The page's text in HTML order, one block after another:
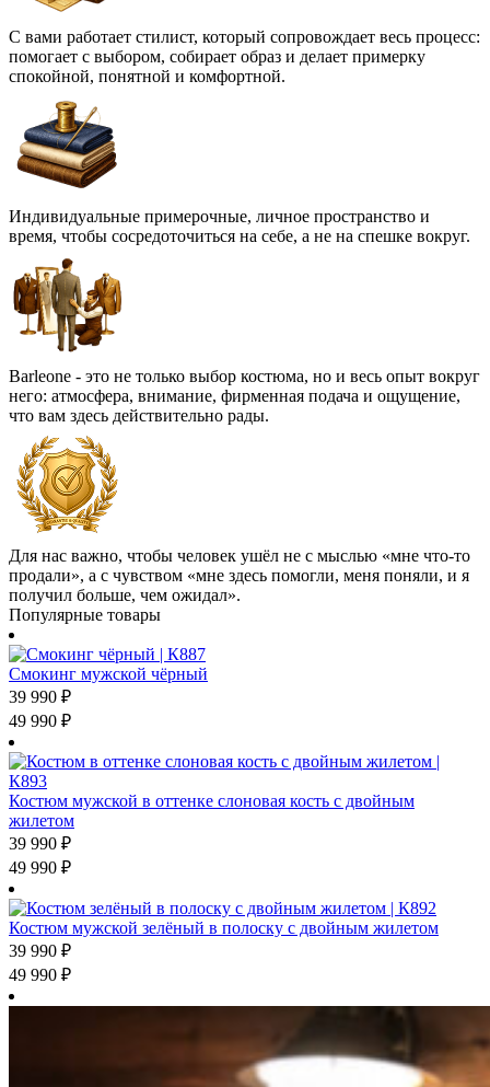
С вами работает стилист, который сопровождает весь процесс:
помогает с выбором, собирает образ и делает примерку
спокойной, понятной и комфортной.
Индивидуальные примерочные, личное пространство и
время, чтобы сосредоточиться на себе, а не на спешке вокруг.
Barleone - это не только выбор костюма, но и весь опыт вокруг
него: атмосфера, внимание, фирменная подача и ощущение,
что вам здесь действительно рады.
Для нас важно, чтобы человек ушёл не с мыслью «мне что-то
продали», а с чувством «мне здесь помогли, меня поняли, и я
получил больше, чем ожидал».
Популярные товары
Смокинг мужской чёрный
39 990 ₽
49 990 ₽
Костюм мужской в оттенке слоновая кость с двойным
жилетом
39 990 ₽
49 990 ₽
Костюм мужской зелёный в полоску с двойным жилетом
39 990 ₽
49 990 ₽